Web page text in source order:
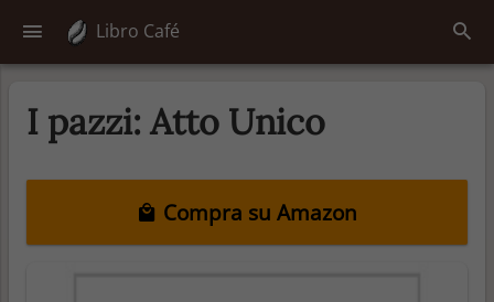
Libro Café
I pazzi: Atto Unico
Compra su Amazon